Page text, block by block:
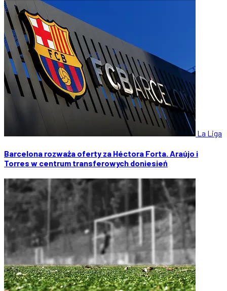
La Liga
Barcelona rozważa oferty za Héctora Forta. Araújo i
Torres w centrum transferowych doniesień